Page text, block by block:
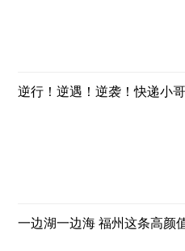
逆行！逆遇！逆袭！快递小
一边湖一边海 福州这条高颜